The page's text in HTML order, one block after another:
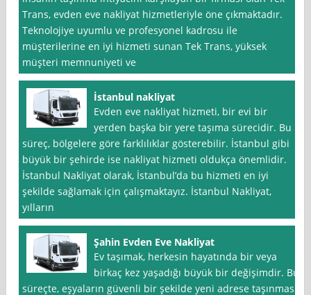
Trans, evden eve nakliyat hizmetleriyle öne çıkmaktadır.
Teknolojiye uyumlu ve profesyonel kadrosu ile
müşterilerine en iyi hizmeti sunan Tek Trans, yüksek
müşteri memnuniyeti ve
İstanbul nakliyat
Evden eve nakliyat hizmeti, bir evi bir
yerden başka bir yere taşıma sürecidir. Bu
süreç, bölgelere göre farklılıklar gösterebilir. İstanbul gibi
büyük bir şehirde ise nakliyat hizmeti oldukça önemlidir.
İstanbul Nakliyat olarak, İstanbul’da bu hizmeti en iyi
şekilde sağlamak için çalışmaktayız. İstanbul Nakliyat,
yılların
Şahin Evden Eve Nakliyat
Ev taşımak, herkesin hayatında bir veya
birkaç kez yaşadığı büyük bir değişimdir. Bu
süreçte, eşyaların güvenli bir şekilde yeni adrese taşınması